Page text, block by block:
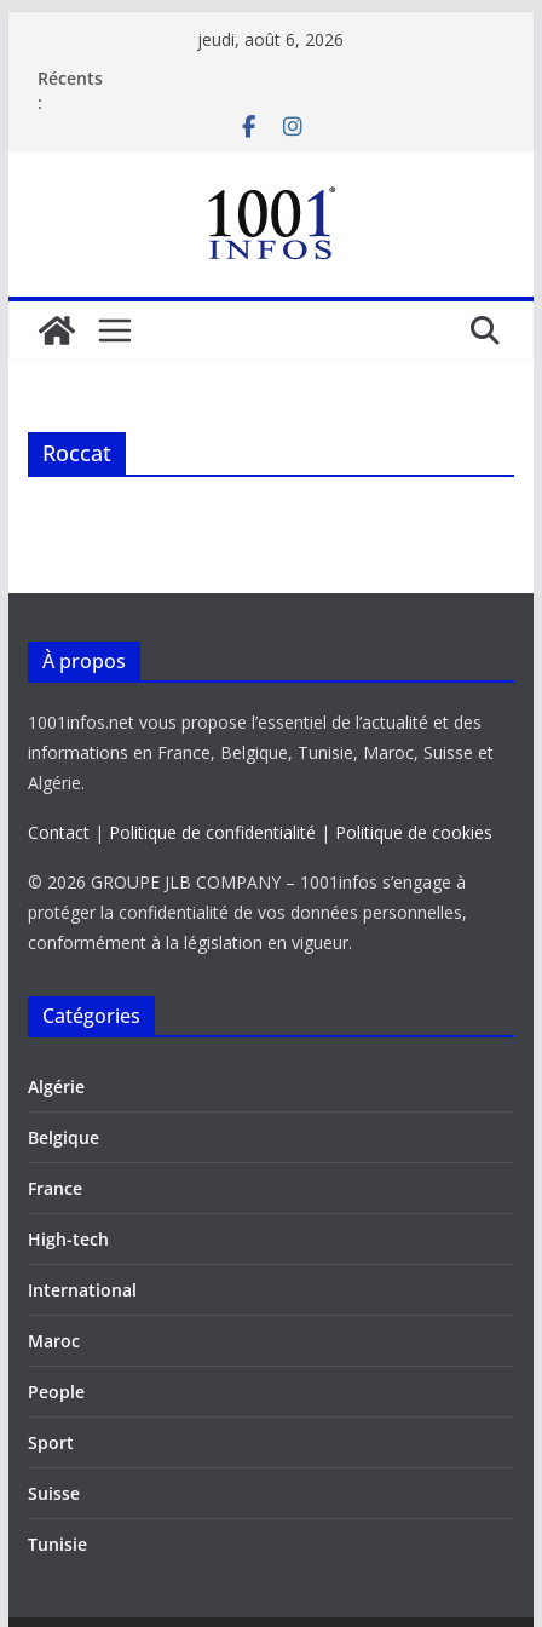
contenu
jeudi, août 6, 2026
Récents
:
Roccat
À propos
1001infos.net vous propose l’essentiel de l’actualité et des
informations en France, Belgique, Tunisie, Maroc, Suisse et
Algérie.
Contact| Politique de confidentialité | Politique de cookies
© 2026 GROUPE JLB COMPANY – 1001infos s’engage à
protéger la confidentialité de vos données personnelles,
conformément à la législation en vigueur.
Catégories
Algérie
Belgique
France
High-tech
International
Maroc
People
Sport
Suisse
Tunisie